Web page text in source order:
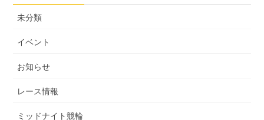
未分類
イベント
お知らせ
レース情報
ミッドナイト競輪